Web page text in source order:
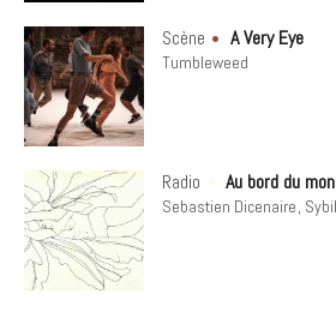
Scène A Very Eye
Tumbleweed
Radio Au bord du
Sebastien Dicenaire